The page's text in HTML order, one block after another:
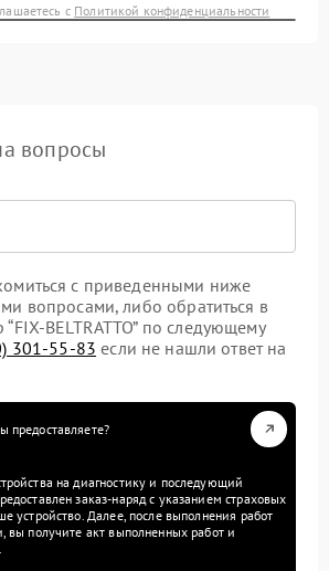
с Политикой конфиденциальности
вопросы
с приведенными ниже
вопросами, либо обратиться в
BELTRATTO” по следующему
301-55-83 если не нашли ответ на
предоставляете?
на диагностику и последующий
заказ-наряд с указанием страховых
устройство. Далее, после выполнения работ
вы получите акт выполненных работ и